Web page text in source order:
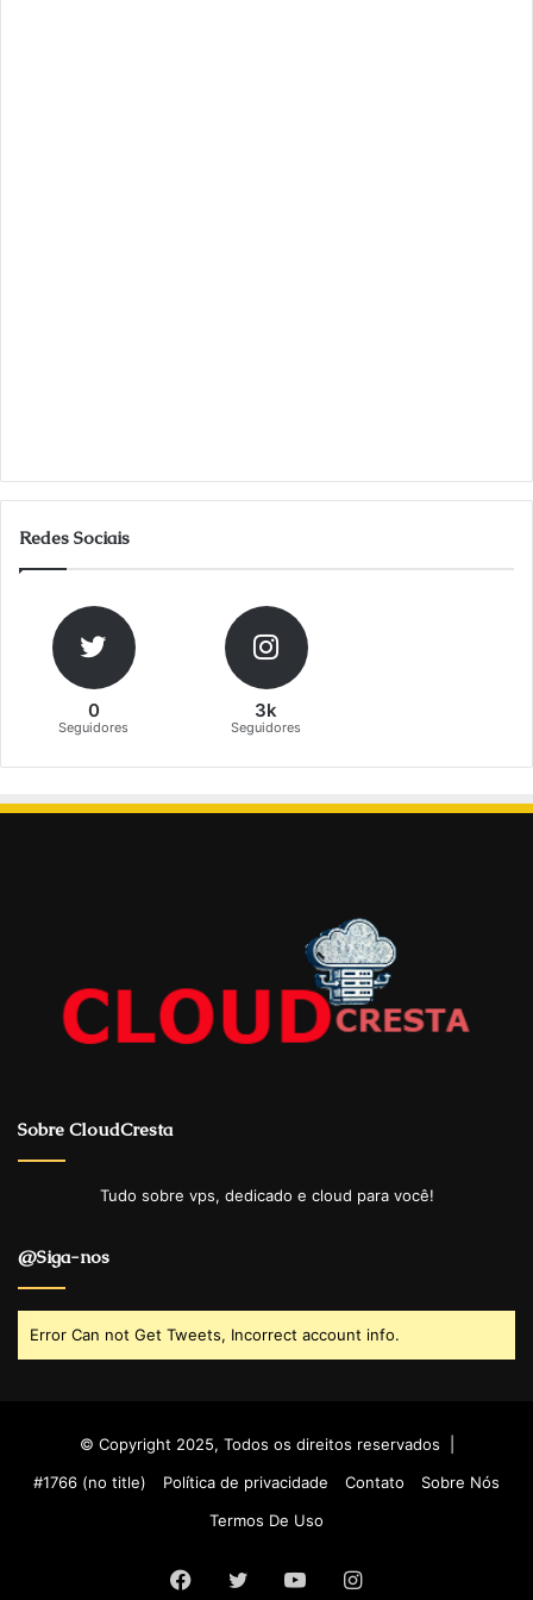
Redes Sociais
0
Seguidores
3k
Seguidores
Sobre CloudCresta
Tudo sobre vps, dedicado e cloud para você!
@Siga-nos
Error Can not Get Tweets, Incorrect account info.
© Copyright 2025, Todos os direitos reservados |
#1766 (no title)
Política de privacidade Contato
Sobre Nós
Termos De Uso
Facebook
Twitter YouTubeInstagram